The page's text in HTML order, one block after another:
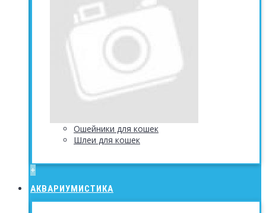
Ошейники для кошек
Шлеи для кошек
+
АКВАРИУМИСТИКА